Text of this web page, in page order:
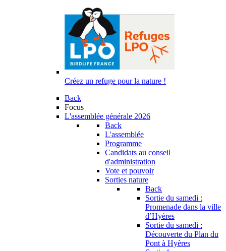
Créez un refuge pour la nature !
Back
Focus
L'assemblée générale 2026
Back
L'assemblée
Programme
Candidats au conseil
d'administration
Vote et pouvoir
Sorties nature
Back
Sortie du samedi :
Promenade dans la ville
d’Hyères
Sortie du samedi :
Découverte du Plan du
Pont à Hyères